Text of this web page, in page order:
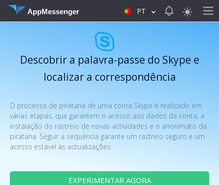
AppMessenger PT View
Descobrir a palavra-passe do Skype e
localizar a correspondência
O processo de pirataria de uma conta Skype é realizado em
várias etapas, que garantem o acesso aos dados da conta, a
instalação do rastreio de novas actividades e o anonimato da
pirataria. Seguir a sequência garante um rastreio seguro e um
acesso estável às actualizações.
EXPERIMENTAR AGORA